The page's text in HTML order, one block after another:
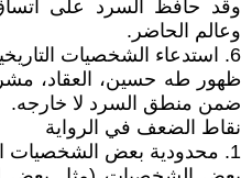
وقد حافظ السرد على
وعالم الحاضر.
6. استدعاء الشخصيات التاريخية دون إقحام
ظهور طه حسين، العقاد،
ضمن منطق السرد لا خارجه.
نقاط الضعف في الرواية
1. محدودية بعض الشخصيات الثانوية